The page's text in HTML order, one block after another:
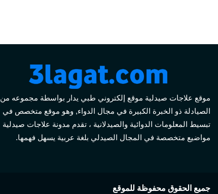
موقع علاجات صيدلية موقع إلكتروني طبي يدار بواسطة مجموعه من
الصيادلة ذو الخبرة الكبيرة في مجال الدواء, وهو موقع متخصص في
تبسيط المعلومات الدوائية والصيدلانية ، تقدم مدونة علاجات صيدلية
مواضيع متخصصة في المجال الصيدلي بلغة عربية يسهل فهمها.
جميع الحقوق محفوظة للموقع